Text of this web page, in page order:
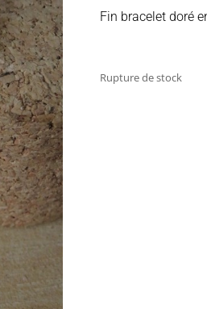
Fin bracelet doré
Rupture de stock